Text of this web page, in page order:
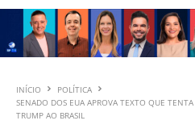
INÍCIO
POLÍTICA
SENADO DOS EUA APROVA TEXTO QUE TENTA
TRUMP AO BRASIL